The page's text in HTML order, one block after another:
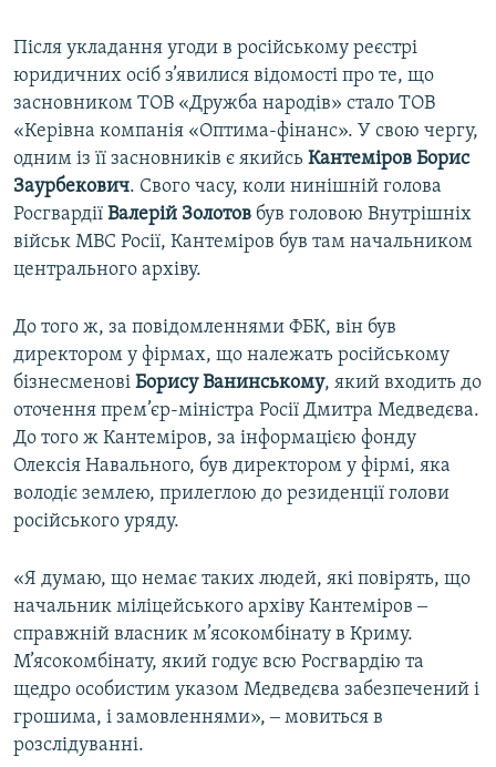
Після укладання угоди в російському реєстрі
юридичних осіб з’явилися відомості про те, що
засновником ТОВ «Дружба народів» стало ТОВ
«Керівна компанія «Оптима-фінанс». У свою чергу,
одним із її засновників є якийсь Кантеміров Борис
Заурбекович. Свого часу, коли нинішній голова
Росгвардії Валерій Золотов був головою Внутрішніх
військ МВС Росії, Кантеміров був там начальником
центрального архіву.
До того ж, за повідомленнями ФБК, він був
директором у фірмах, що належать російському
бізнесменові Борису Ванинському, який входить до
оточення прем’єр-міністра Росії Дмитра Медведєва.
До того ж Кантеміров, за інформацією фонду
Олексія Навального, був директором у фірмі, яка
володіє землею, прилеглою до резиденції голови
російського уряду.
«Я думаю, що немає таких людей, які повірять, що
начальник міліцейського архіву Кантеміров ‒
справжній власник м’ясокомбінату в Криму.
М’ясокомбінату, який годує всю Росгвардію та
щедро особистим указом Медведєва забезпечений і
грошима, і замовленнями», ‒ мовиться в
розслідуванні.